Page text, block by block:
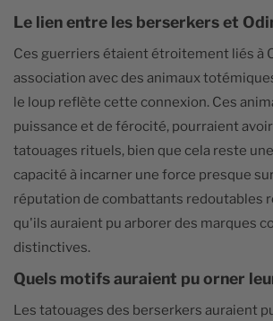
Le lien entre les berserkers et
Ces guerriers étaient étroitement liés à
association avec des animaux
le loup reflète cette connexion. Ces
puissance et de férocité, pourraient
tatouages rituels, bien que cela reste
capacité à incarner une force presque
réputation de combattants redoutables
qu'ils auraient pu arborer des marques
distinctives.
Quels motifs auraient pu orner
Les tatouages des berserkers auraient